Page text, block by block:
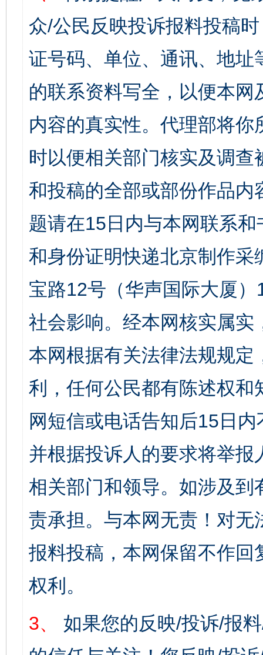
众/公民反映投诉报料投稿
证号码、单位、通讯、地
的联系资料写全，以便本
内容的真实性。代理部将
时以便相关部门核实及调
和投稿的全部或部份作品
题请在15日内与本网联系
和身份证明快递北京制作
宝路12号（华声国际大厦
社会影响。经本网核实属
本网根据有关法律法规规
利，任何公民都有陈述权
网短信或电话告知后15日
并根据投诉人的要求将举
相关部门和领导。如涉及
责承担。与本网无责！对
报料投稿，本网保留不作
权利。
3、
如果您的反映/投诉/报